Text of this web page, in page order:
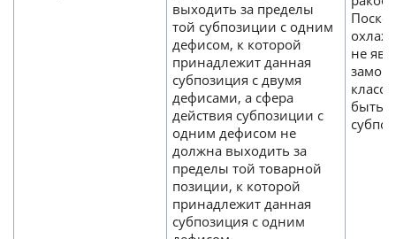
выходить за пределы
той субпозиции с одним
дефисом, к которой
принадлежит данная
субпозиция с двумя
дефисами, а сфера
действия субпозиции с
одним дефисом не
должна выходить за
пределы той товарной
позиции, к которой
принадлежит данная
субпозиция с одним
не
быть